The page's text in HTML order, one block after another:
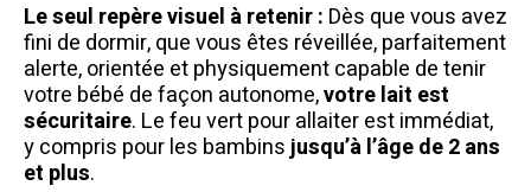
Le seul repère visuel à retenir : Dès que vous avez
fini de dormir, que vous êtes réveillée, parfaitement
alerte, orientée et physiquement capable de tenir
votre bébé de façon autonome,votre lait est
sécuritaire. Le feu vert pour allaiter est immédiat,
y compris pour les bambinsjusqu’à l’âge de 2 ans
et plus.